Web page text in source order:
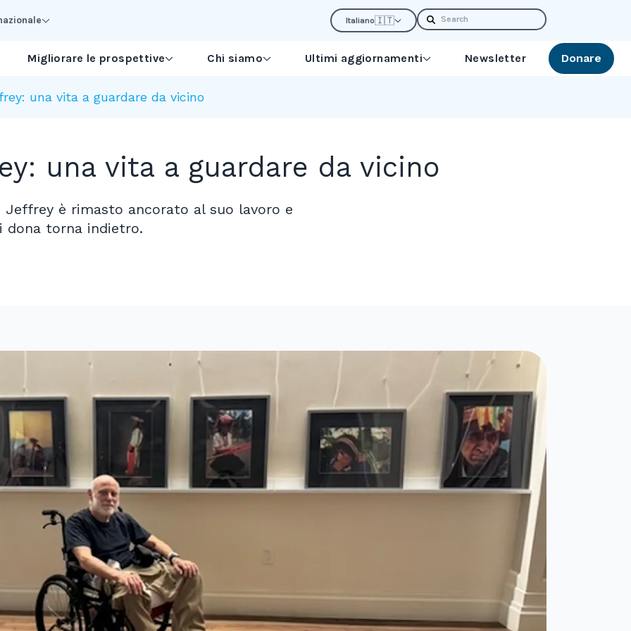
Italiano🇮🇹 Search
Migliorare le prospettive Chi siamo Ultimi aggiornamenti Newsletter Donare
una vita a guardare da vicino
una vita a guardare da vicino
è rimasto ancorato al suo lavoro e
dona torna indietro.